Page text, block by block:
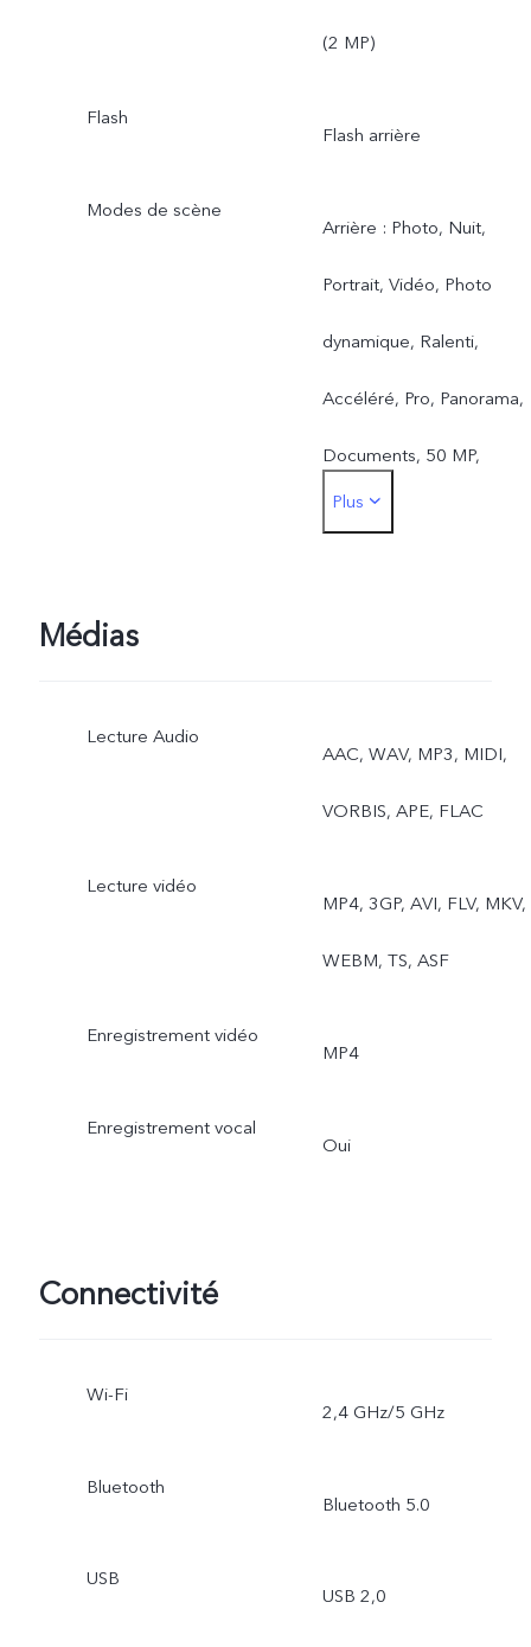
(2 MP)
Flash
Flash arrière
Modes de scène
Arrière : Photo, Nuit,
Portrait, Vidéo, Photo
dynamique, Ralenti,
Accéléré, Pro, Panorama,
Documents, 50 MP,
Double vue
Plus
Médias
Lecture Audio
AAC, WAV, MP3, MIDI,
VORBIS, APE, FLAC
Lecture vidéo
MP4, 3GP, AVI, FLV, MKV,
WEBM, TS, ASF
Enregistrement vidéo
MP4
Enregistrement vocal
Oui
Connectivité
Wi-Fi
2,4 GHz/5 GHz
Bluetooth
Bluetooth 5.0
USB
USB 2,0